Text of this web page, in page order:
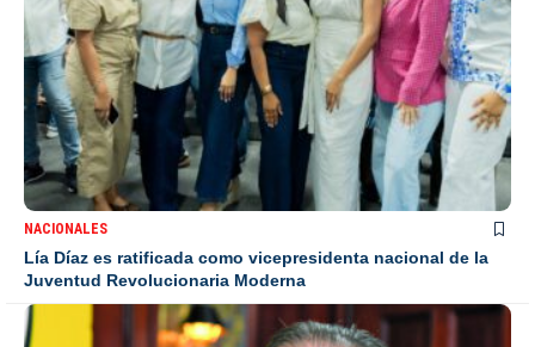
NACIONALES
Lía Díaz es ratificada como vicepresidenta nacional de la
Juventud Revolucionaria Moderna